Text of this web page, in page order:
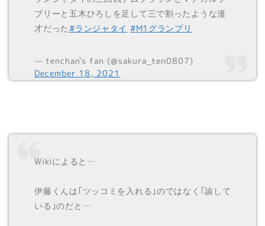
ブリーと五木ひろしを足して三で割ったような漫
才だった#ランジャタイ #M1グランプリ
— tenchan`s fan (@sakura_ten0807)
December 18, 2021
Wikiによると…
伊藤くんは｢ツッコミを入れる｣のではなく｢諭して
いる｣のだと…